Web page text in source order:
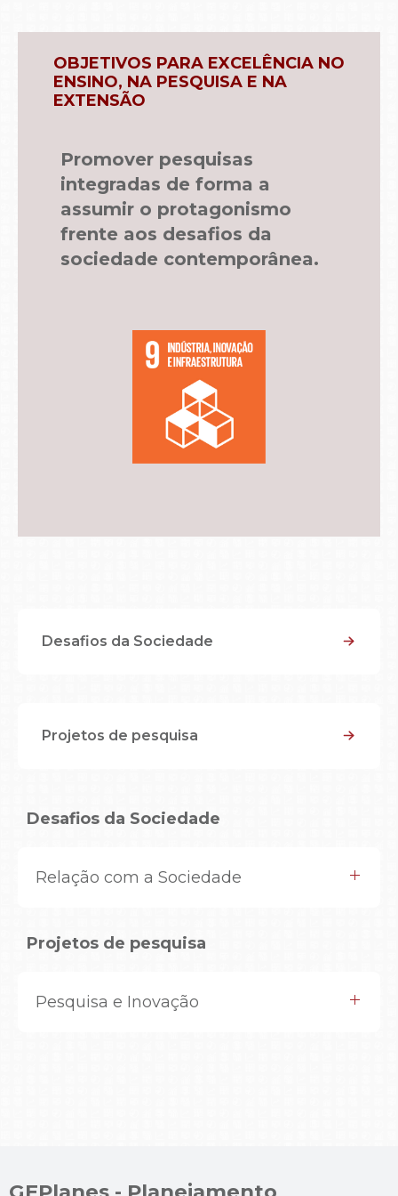
OBJETIVOS PARA EXCELÊNCIA NO
ENSINO, NA PESQUISA E NA
EXTENSÃO
Promover pesquisas
integradas de forma a
assumir o protagonismo
frente aos desafios da
sociedade contemporânea.
Desafios da Sociedade
Projetos de pesquisa
Desafios da Sociedade
Relação com a Sociedade
Projetos de pesquisa
Pesquisa e Inovação